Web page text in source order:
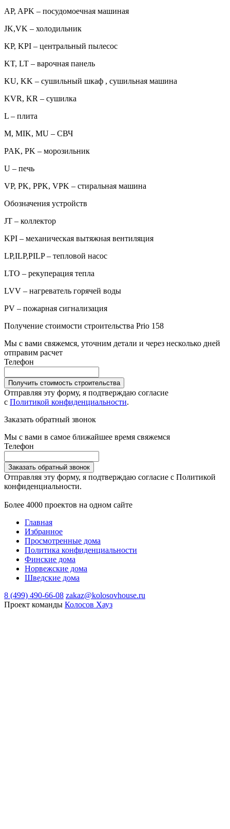
AP, APK – посудомоечная машиная
JK,VK – холодильник
KP, KPI – центральный пылесос
KT, LT – варочная панель
KU, KK – сушильный шкаф , сушильная машина
KVR, KR – сушилка
L – плита
M, MIK, MU – СВЧ
PAK, PK – морозильник
U – печь
VP, PK, PPK, VPK – стиральная машина
Обозначения устройств
JT – коллектор
KPI – механическая вытяжная вентиляция
LP,ILP,PILP – тепловой насос
LTO – рекуперация тепла
LVV – нагреватель горячей воды
PV – пожарная сигнализация
Получение стоимости строительства Prio 158
Мы с вами свяжемся, уточним детали и через несколько дней
отправим расчет
Телефон
Получить стоимость строительства
Отправляя эту форму, я подтверждаю согласие
с Политикой конфиденциальности.
Заказать обратный звонок
Мы с вами в самое ближайшее время свяжемся
Телефон
Заказать обратный звонок
Отправляя эту форму, я подтверждаю согласие с Политикой
конфиденциальности.
Более 4000 проектов на одном сайте
Главная
Избранное
Просмотренные дома
Политика конфиденциальности
Финские дома
Норвежские дома
Шведские дома
8 (499) 490-66-08 zakaz@kolosovhouse.ru
Проект команды Колосов Хауз